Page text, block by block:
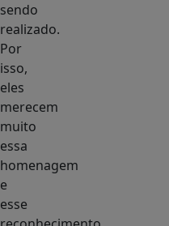
sendo
realizado.
Por
isso,
eles
merecem
muito
essa
homenagem
e
esse